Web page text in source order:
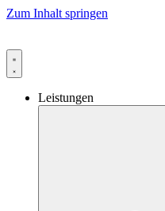
Zum Inhalt springen
Leistungen